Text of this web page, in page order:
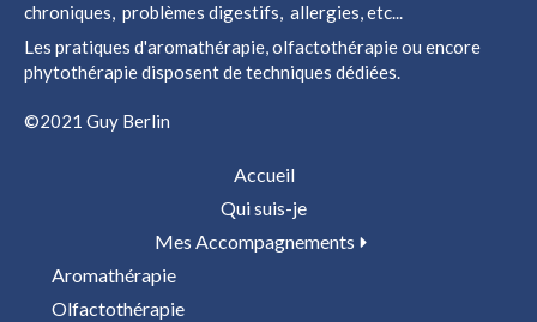
chroniques, problèmes digestifs, allergies, etc...
Les pratiques d'aromathérapie, olfactothérapie ou encore
phytothérapie disposent de techniques dédiées.
©2021 Guy Berlin
Accueil
Qui suis-je
Mes Accompagnements
Aromathérapie
Olfactothérapie